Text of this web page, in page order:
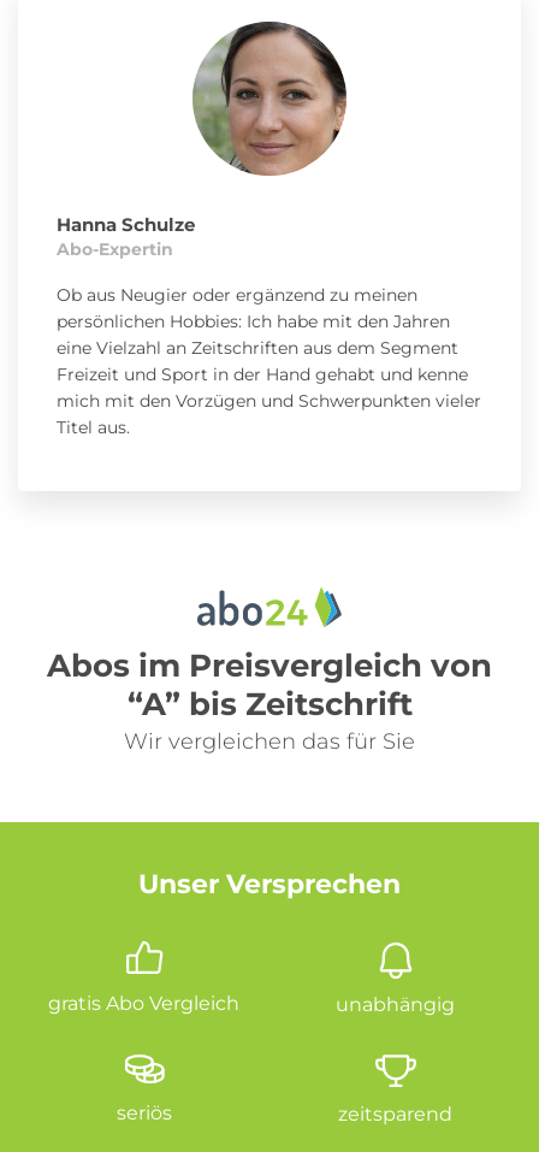
Hanna Schulze
Abo-Expertin
Ob aus Neugier oder ergänzend zu meinen
persönlichen Hobbies: Ich habe mit den Jahren
eine Vielzahl an Zeitschriften aus dem Segment
Freizeit und Sport in der Hand gehabt und kenne
mich mit den Vorzügen und Schwerpunkten vieler
Titel aus.
Abos im Preisvergleich von
“A” bis Zeitschrift
Wir vergleichen das für Sie
Unser Versprechen
gratis Abo Vergleich unabhängig
seriös zeitsparend